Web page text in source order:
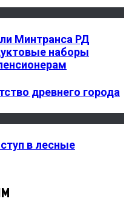
Минтранса РД
наборы
древнего города
в лесные